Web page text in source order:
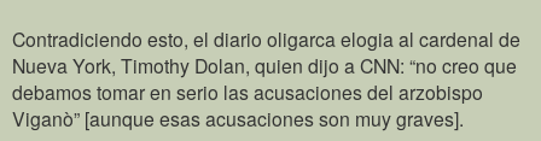
Contradiciendo esto, el diario oligarca elogia al cardenal de
Nueva York, Timothy Dolan, quien dijo a CNN: “no creo que
debamos tomar en serio las acusaciones del arzobispo
Viganò” [aunque esas acusaciones son muy graves].